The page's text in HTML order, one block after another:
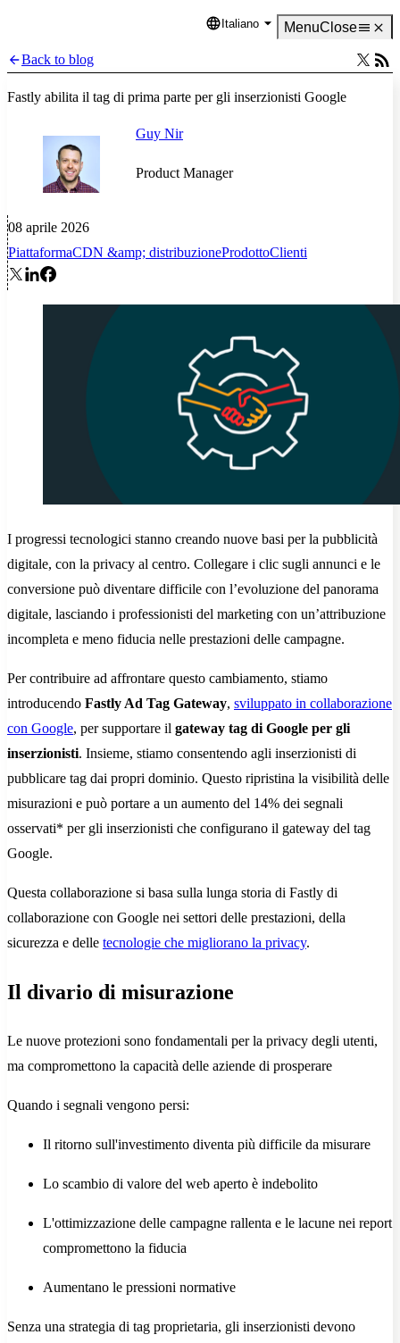
Language
Italiano MenuClose
Back to blog
Fastly abilita il tag di prima parte per gli inserzionisti Google
Guy Nir
Product Manager
08 aprile 2026
PiattaformaCDN &amp; distribuzioneProdottoClienti
I progressi tecnologici stanno creando nuove basi per la pubblicità
digitale, con la privacy al centro. Collegare i clic sugli annunci e le
conversione può diventare difficile con l’evoluzione del panorama
digitale, lasciando i professionisti del marketing con un’attribuzione
incompleta e meno fiducia nelle prestazioni delle campagne.
Per contribuire ad affrontare questo cambiamento, stiamo
introducendo Fastly Ad Tag Gateway, sviluppato in collaborazione
con Google, per supportare il gateway tag di Google per gli
inserzionisti. Insieme, stiamo consentendo agli inserzionisti di
pubblicare tag dai propri dominio. Questo ripristina la visibilità delle
misurazioni e può portare a un aumento del 14% dei segnali
osservati* per gli inserzionisti che configurano il gateway del tag
Google.
Questa collaborazione si basa sulla lunga storia di Fastly di
collaborazione con Google nei settori delle prestazioni, della
sicurezza e delle tecnologie che migliorano la privacy.
Il divario di misurazione
Le nuove protezioni sono fondamentali per la privacy degli utenti,
ma compromettono la capacità delle aziende di prosperare
Quando i segnali vengono persi:
Il ritorno sull'investimento diventa più difficile da misurare
Lo scambio di valore del web aperto è indebolito
L'ottimizzazione delle campagne rallenta e le lacune nei report
compromettono la fiducia
Aumentano le pressioni normative
Senza una strategia di tag proprietaria, gli inserzionisti devono